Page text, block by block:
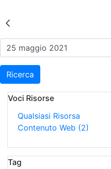
Risultati della
Ricerca
Voci Risorse
Qualsiasi Risorsa
Contenuto Web (2)
Tag